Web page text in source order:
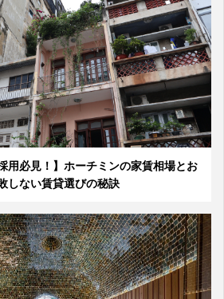
用必見！】ホーチミンの家賃相場とお
しない賃貸選びの秘訣